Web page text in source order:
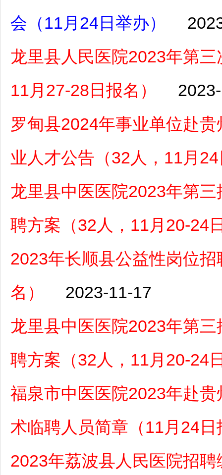
会（11月24日举办）
龙里县人民医院2023年第
11月27-28日报名）
罗甸县2024年事业单位赴
业人才公告（32人，11月
龙里县中医医院2023年第
聘方案（32人，11月20-24
2023年长顺县公益性岗位
名）
2023-11-17
龙里县中医医院2023年第
聘方案（32人，11月20-24
福泉市中医医院2023年赴
术临聘人员简章（11月24日
2023年荔波县人民医院招